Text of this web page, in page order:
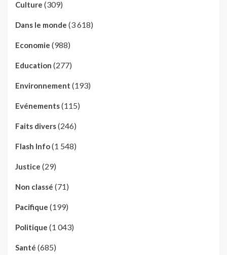
Culture (309)
Dans le monde (3 618)
Economie (988)
Education (277)
Environnement (193)
Evénements(115)
Faits divers(246)
Flash Info(1 548)
Justice (29)
Non classé (71)
Pacifique (199)
Politique (1 043)
Santé (685)